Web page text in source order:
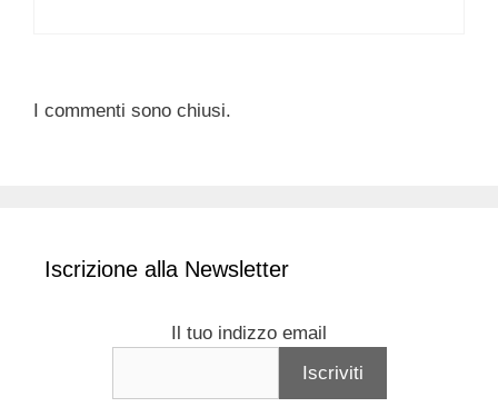
I commenti sono chiusi.
Iscrizione alla Newsletter
Il tuo indizzo email